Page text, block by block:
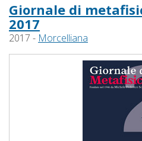
Giornale di
2017
2017 - Morcelliana